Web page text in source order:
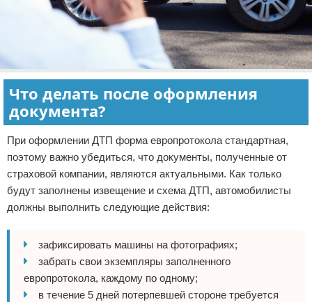
Что делать после оформления
документа?
При оформлении ДТП форма европротокола стандартная,
поэтому важно убедиться, что документы, полученные от
страховой компании, являются актуальными. Как только
будут заполнены извещение и схема ДТП, автомобилисты
должны выполнить следующие действия:
зафиксировать машины на фотографиях;
забрать свои экземпляры заполненного
европротокола, каждому по одному;
в течение 5 дней потерпевшей стороне требуется